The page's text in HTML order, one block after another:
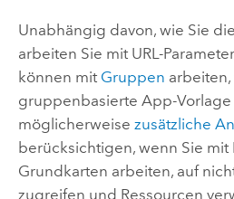
Unabhängig davon, wie Sie
arbeiten Sie mit URL-
können mit Gruppen
gruppenbasierte App-Vorlage
möglicherweise zusätzliche
berücksichtigen, wenn Sie mit
Grundkarten arbeiten, auf
zugreifen und Ressourcen